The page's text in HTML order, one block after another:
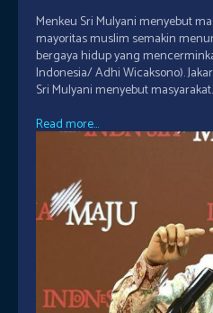
Menkeu Sri Mulyani menyebut
mayoritas muslim semakin
bergaya hidup yang
Indonesia/ Adhi Wicaksono). Jakarta, JIC -- Menteri Keuangan
Sri Mulyani menyebut
Read more...